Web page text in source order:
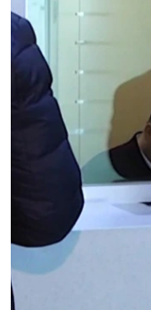
No media